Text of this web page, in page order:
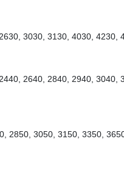
3030, 3130, 4030, 4230,
2640, 2840, 2940, 3040,
2850, 3050, 3150, 3350,